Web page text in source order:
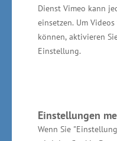
Dienst Vimeo kann
einsetzen. Um
können, aktivieren
Einstellung.
Einstellungen
Wenn Sie
Vertreter der
Information: